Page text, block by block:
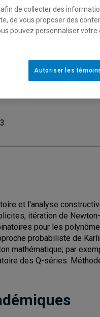
Horaire - Été 2026
et l'analyse
itération de
pour les
probabiliste de
mathématique; par
des Q-séries.
de collecter des
de vous proposer des
pouvez personnaliser votre
Autoriser les